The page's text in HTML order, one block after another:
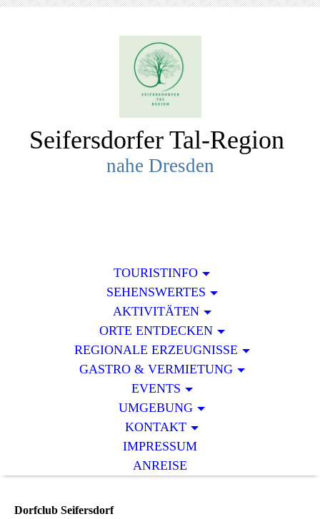
Seifersdorfer Tal-Region
nahe Dresden
TOURISTINFO
SEHENSWERTES
AKTIVITÄTEN
ORTE ENTDECKEN
REGIONALE ERZEUGNISSE
GASTRO & VERMIETUNG
EVENTS
UMGEBUNG
KONTAKT
IMPRESSUM
ANREISE
Dorfclub Seifersdorf